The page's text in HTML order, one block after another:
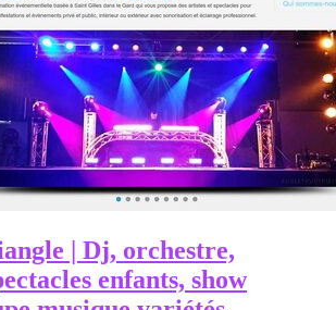
| Dj, orchestre,
enfants, show